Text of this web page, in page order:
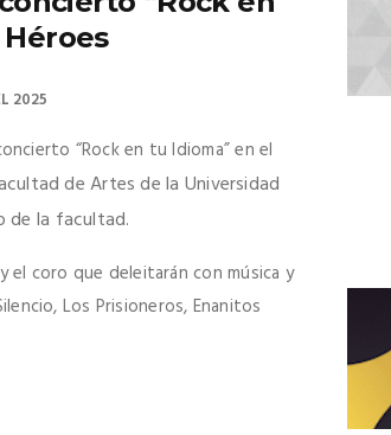
2025
“Rock en tu Idioma” en el
de Artes de la Universidad
de la facultad.
coro que deleitarán con música y
Los Prisioneros, Enanitos